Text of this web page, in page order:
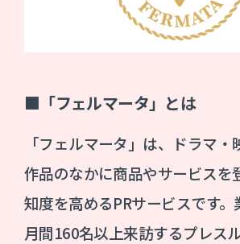
■「フェルマータ」とは
「フェルマータ」は、ドラマ
作品のなかに商品やサービスを
知度を高めるPRサービスです
月間160名以上来訪するプレス